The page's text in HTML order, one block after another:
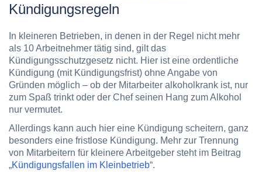
Kündigungsregeln
In kleineren Betrieben, in denen in der Regel nicht mehr
als 10 Arbeitnehmer tätig sind, gilt das
Kündigungsschutzgesetz nicht. Hier ist eine ordentliche
Kündigung (mit Kündigungsfrist) ohne Angabe von
Gründen möglich – ob der Mitarbeiter alkoholkrank ist, nur
zum Spaß trinkt oder der Chef seinen Hang zum Alkohol
nur vermutet.
Allerdings kann auch hier eine Kündigung scheitern, ganz
besonders eine fristlose Kündigung. Mehr zur Trennung
von Mitarbeitern für kleinere Arbeitgeber steht im Beitrag
„Kündigungsfallen im Kleinbetrieb“.